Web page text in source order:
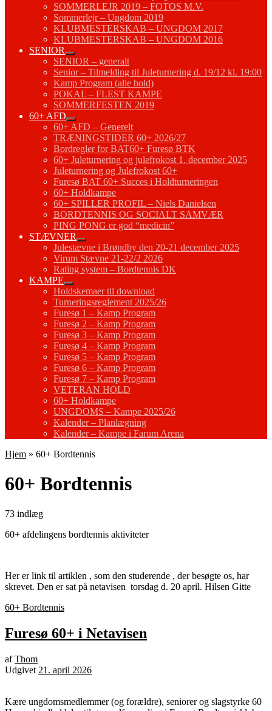
SOMMERLEJR 2019 – FOTOS M.V.
Sommerlejr – Ungdom 2019
KLUBMESTERSKAB – UNGDOM 2017
KLUBMESTERSKAB – UNGDOM 2016
SENIOR
SENIOR – generalt
Senior – Tilmelding til Juleturnering d. 19/12 kl. 19:00
Kamp Program (alle hold)
POKAL – FLEST KAMPE
SOMMERFESTEN 2019
60+ AFD
60+ AFD – Generelt
TRÆNINGSTIDER 60+ 2026/27
Bordregler for BAT60+ Furesø BTK
60+ Juleturnering og julefrokost 1. december 2025
Juleturnering og Julefrokost 60+
Furesø BAT 60+ Succes i Holdturneringen
60+ Holdkampe
60+ SPILLER PROFIL – Niels Danielsen
BORDTENNIS OG SOCIALT SAMVÆR
PING PONG er god “medicin”
STÆVNER
Julestævne i Brøndby den 20-21 december 2025
Virum Stævne 21-22/2 2026
Rating system – Bordtennis DK
KAMPE
Holdskemaer til download
Turneringsreglement 2025/26
Furesø 1 – Kamp Program
Furesø 2 – Kamp Program
Furesø 3 – Kamp Program
Furesø 4 – Kamp Program
Furesø 5 – Kamp Program
Furesø 6 – Kamp Program
Furesø 7 – Kamp Program
VETERAN HOLD
60+ Holdkampe
UNGDOMS – Kampe 2025/26
Kalender – Planlægning
Kalender – Kampe i Farum Arena
Hjem » 60+ Bordtennis
60+ Bordtennis
73 indlæg
60+ afdelingens bordtennis aktiviteter
Her er link til artiklen , som den studerende , der besøgte os, har
skrevet. Den er sat på netavisen torsdag d. 20 april. Hilsen Gitte
60+ Bordtennis
Furesø 60+ i Netavisen
afThom
Udgivet 21. april 2026
Kære ungdomsmedlemmer (og forældre), seniorer og slagstyrke 60